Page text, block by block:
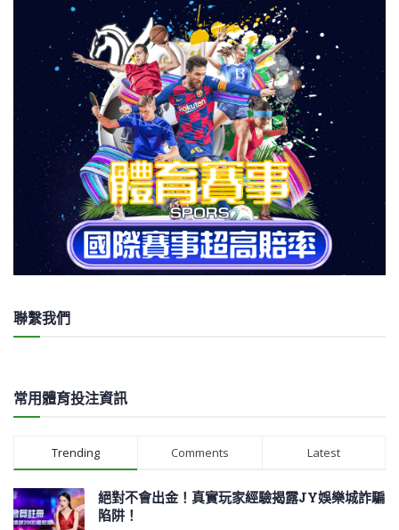
聯繫我們
常用體育投注資訊
Trending Comments Latest
絕對不會出金！真實玩家經驗揭露JY娛樂城詐騙
陷阱！